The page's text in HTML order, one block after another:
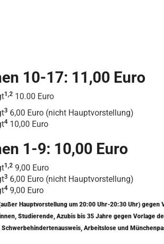
10-17: 11,00 Euro
1,2 10.00 Euro
3 6,00 Euro (nicht Hauptvorstellung)
4 10,00 Euro
1-9: 10,00 Euro
1,2 9,00 Euro
3 6,00 Euro (nicht Hauptvorstellung)
4 9,00 Euro
Hauptvorstellung um 20:00 Uhr-20:30 Uhr) gegen
Studierende, Azubis bis 35 Jahre gegen Vorlage
Schwerbehindertenausweis, Arbeitslose und